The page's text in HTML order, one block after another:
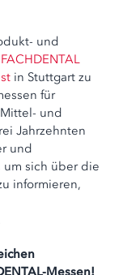
und
FACHDENTAL
in Stuttgart zu
für
und
Jahrzehnten
und
um sich über die
informieren,
Messen!